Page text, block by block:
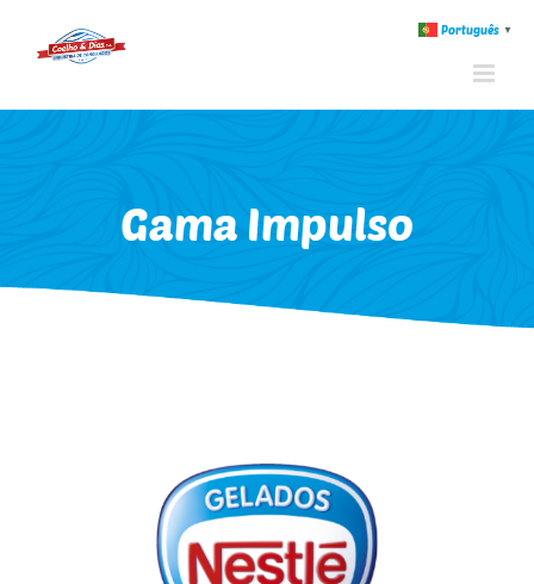
Gama Impulso
Português ▼